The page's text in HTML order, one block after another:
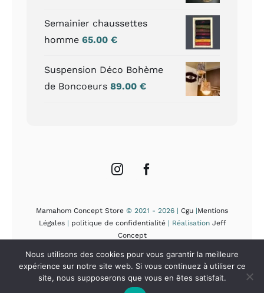
Semainier chaussettes
homme 65.00€
Suspension Déco Bohème
de Boncoeurs 89.00€
Mamahom Concept Store © 2021 - 2026 | Cgu |Mentions
Légales| politique de confidentialité| Réalisation Jeff
Concept
Nous utilisons des cookies pour vous garantir la meilleure
expérience sur notre site web. Si vous continuez à utiliser ce
site, nous supposerons que vous en êtes satisfait.